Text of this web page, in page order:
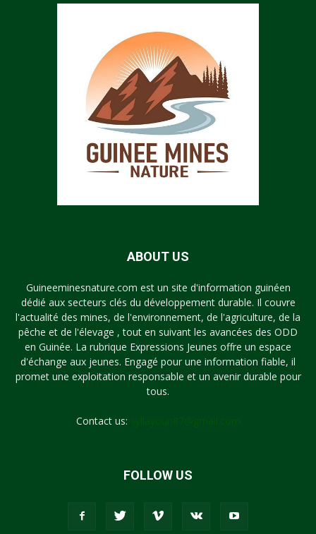
ABOUT US
Guineeminesnature.com est un site d'information guinéen
dédié aux secteurs clés du développement durable. Il couvre
l'actualité des mines, de l'environnement, de l'agriculture, de la
pêche et de l'élevage , tout en suivant les avancées des ODD
en Guinée. La rubrique Expressions Jeunes offre un espace
d'échange aux jeunes. Engagé pour une information fiable, il
promet une exploitation responsable et un avenir durable pour
tous.
Contact us:
FOLLOW US